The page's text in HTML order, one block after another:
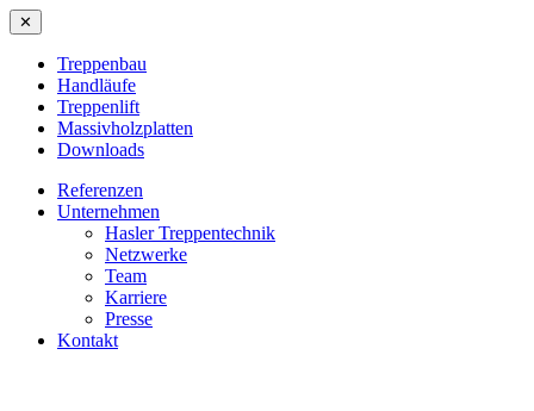
✕
Treppenbau
Handläufe
Treppenlift
Massivholzplatten
Downloads
Referenzen
Unternehmen
Hasler Treppentechnik
Netzwerke
Team
Karriere
Presse
Kontakt